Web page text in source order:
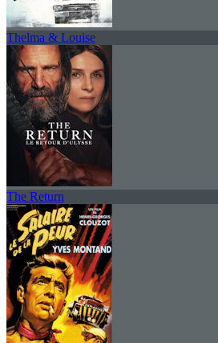
Thelma & Louise
The Return